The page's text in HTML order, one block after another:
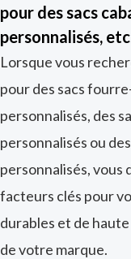
pour des sacs
personnalisés,
Lorsque vous
pour des sacs
personnalisés, des
personnalisés ou
personnalisés, vous
facteurs clés pour
durables et de
de votre marque.